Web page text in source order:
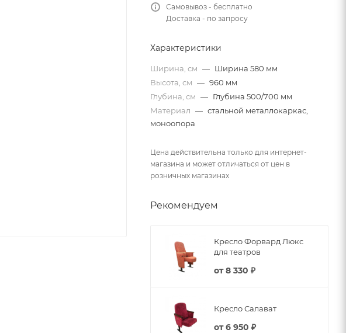
Самовывоз - бесплатно
Доставка - по запросу
Характеристики
Ширина, см — Ширина 580 мм
Высота, см — 960 мм
Глубина, см — Глубина 500/700 мм
Материал — стальной металлокаркас,
моноопора
Цена действительна только для интернет-
магазина и может отличаться от цен в
розничных магазинах
Рекомендуем
Кресло Форвард Люкс
для театров
от8 330 ₽
Кресло Салават
от6 950 ₽